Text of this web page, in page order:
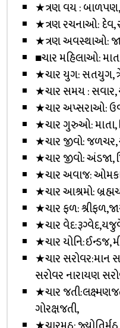
★ત્રણ વય : બાળપણ,
★ત્રણ રચનાઓ: દેવ,
★ત્રણ અવસ્થાઓ:
■ચાર મહિલાઓ:
★ચાર યુગ: સતયુગ,
★ચાર સમય : સવાર,
★ચાર અપ્સરાઓ:
★ચાર ગુરુઓ: માતા,
★ચાર જીવો:
★ચાર જીવો: અંડજા,
★ચાર અવાજ:
★ચાર આશ્રમો:
★ચાર ફળ:
★ચાર
★ચાર યોનિ:ઈન્ડજ,
★ચાર સરોવર:માન
સરોવર નારાયણ
★ચાર
ગોરક્ષજતી,